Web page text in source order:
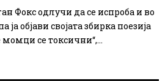
Фокс одлучи да се испроба и во
ја објави својата збирка поезија
се токсични“,...